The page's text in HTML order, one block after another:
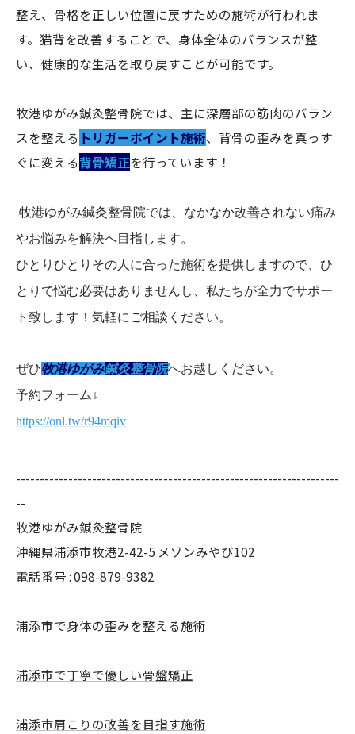
整え、骨格を正しい位置に戻すための施術が行われま
す。猫背を改善することで、身体全体のバランスが整
い、健康的な生活を取り戻すことが可能です。
牧港ゆがみ鍼灸整骨院では、主に深層部の筋肉のバラン
スを整える トリガーポイント施術、背骨の歪みを真っす
ぐに変える背骨矯正を行っています！
牧港ゆがみ鍼灸整骨院では、なかなか改善されない痛み
やお悩みを解決へ目指します。
ひとりひとりその人に合った施術を提供しますので、ひ
とりで悩む必要はありませんし、私たちが全力でサポー
ト致します！気軽にご相談ください。
ぜひ牧港ゆがみ鍼灸整骨院へお越しください。
予約フォーム↓
https://onl.tw/r94mqiv
--------------------------------------------------------------------
--
牧港ゆがみ鍼灸整骨院
沖縄県浦添市牧港2-42-5 メゾンみやび102
電話番号 : 098-879-9382
浦添市で身体の歪みを整える施術
浦添市で丁寧で優しい骨盤矯正
浦添市肩こりの改善を目指す施術